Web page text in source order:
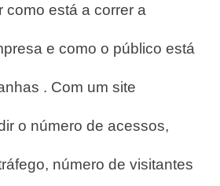
como está a correr a
e como o público está
. Com um site
o número de acessos,
número de visitantes